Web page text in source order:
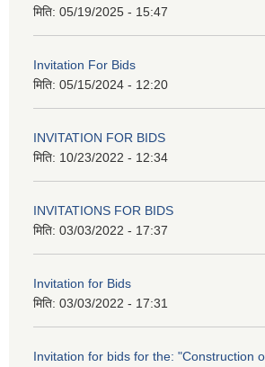
मिति: 05/19/2025 - 15:47
Invitation For Bids
मिति: 05/15/2024 - 12:20
INVITATION FOR BIDS
मिति: 10/23/2022 - 12:34
INVITATIONS FOR BIDS
मिति: 03/03/2022 - 17:37
Invitation for Bids
मिति: 03/03/2022 - 17:31
Invitation for bids for the: "Construction